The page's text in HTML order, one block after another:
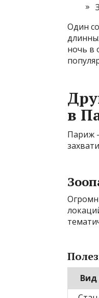
Один
ночь в
в
Париж
Вид